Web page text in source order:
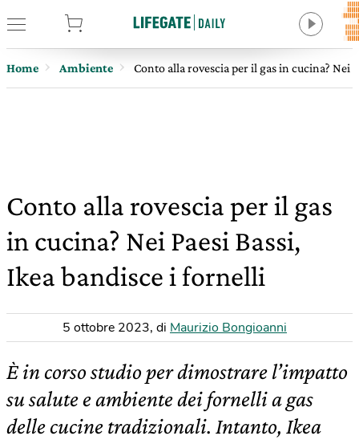
Home Ambiente Conto alla rovescia per il gas in cucina? Nei
Conto alla rovescia per il gas
in cucina? Nei Paesi Bassi,
Ikea bandisce i fornelli
5 ottobre 2023, di Maurizio Bongioanni
È in corso studio per dimostrare l’impatto
su salute e ambiente dei fornelli a gas
delle cucine tradizionali. Intanto, Ikea